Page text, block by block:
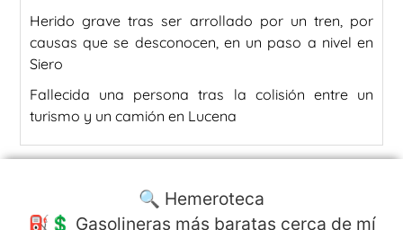
Herido grave tras ser arrollado por un tren, por
causas que se desconocen, en un paso a nivel en
Siero
Fallecida una persona tras la colisión entre un
turismo y un camión en Lucena
🔍 Hemeroteca
⛽️💲 Gasolineras más baratas cerca de mí